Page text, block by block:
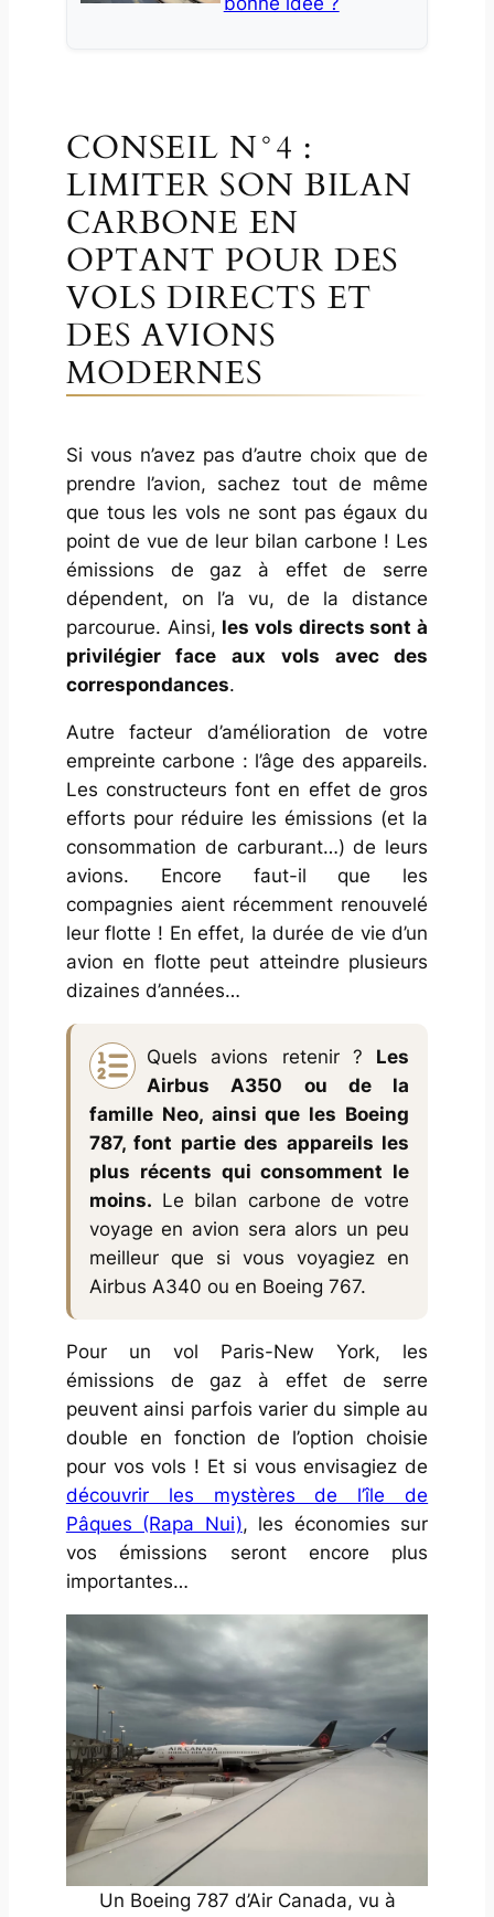
CONSEIL N°4 :
LIMITER SON BILAN
CARBONE EN
OPTANT POUR DES
VOLS DIRECTS ET
DES AVIONS
MODERNES
Si vous n’avez pas d’autre choix que de
prendre l’avion, sachez tout de même
que tous les vols ne sont pas égaux du
point de vue de leur bilan carbone ! Les
émissions de gaz à effet de serre
dépendent, on l’a vu, de la distance
parcourue. Ainsi, les vols directs sont à
privilégier face aux vols avec des
correspondances.
Autre facteur d’amélioration de votre
empreinte carbone : l’âge des appareils.
Les constructeurs font en effet de gros
efforts pour réduire les émissions (et la
consommation de carburant…) de leurs
avions. Encore faut-il que les
compagnies aient récemment renouvelé
leur flotte ! En effet, la durée de vie d’un
avion en flotte peut atteindre plusieurs
dizaines d’années…
Quels avions retenir ? Les
Airbus A350 ou de la
famille Neo, ainsi que les Boeing
787, font partie des appareils les
plus récents qui consomment le
moins. Le bilan carbone de votre
voyage en avion sera alors un peu
meilleur que si vous voyagiez en
Airbus A340 ou en Boeing 767.
Pour un vol Paris-New York, les
émissions de gaz à effet de serre
peuvent ainsi parfois varier du simple au
double en fonction de l’option choisie
pour vos vols ! Et si vous envisagiez de
découvrir les mystères de l’île de
Pâques (Rapa Nui), les économies sur
vos émissions seront encore plus
importantes…
Un Boeing 787 d’Air Canada, vu à